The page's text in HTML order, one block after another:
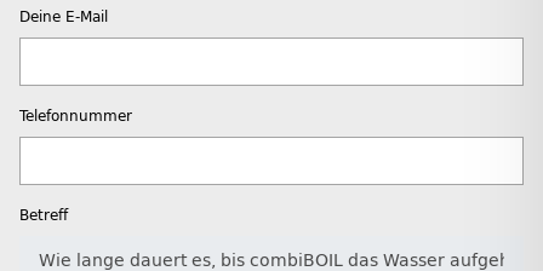
Deine E-Mail
Telefonnummer
Betreff